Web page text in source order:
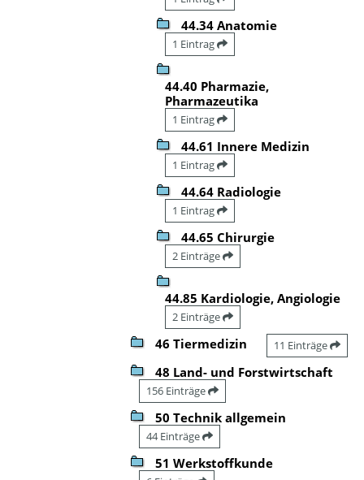
44.34 Anatomie
1 Eintrag
44.40 Pharmazie,
Pharmazeutika
1 Eintrag
44.61 Innere Medizin
1 Eintrag
44.64 Radiologie
1 Eintrag
44.65 Chirurgie
2 Einträge
44.85 Kardiologie, Angiologie
2 Einträge
46 Tiermedizin 11 Einträge
48 Land- und Forstwirtschaft
156 Einträge
50 Technik allgemein
44 Einträge
51 Werkstoffkunde